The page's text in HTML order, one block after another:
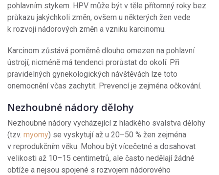
pohlavním stykem. HPV může být v těle přítomný roky bez
průkazu jakýchkoli změn, ovšem u některých žen vede
k rozvoji nádorových změn a vzniku karcinomu.
Karcinom zůstává poměrně dlouho omezen na pohlavní
ústrojí, nicméně má tendenci prorůstat do okolí. Při
pravidelných gynekologických návštěvách lze toto
onemocnění včas zachytit. Prevencí je zejména očkování.
Nezhoubné nádory dělohy
Nezhoubné nádory vycházející z hladkého svalstva dělohy
(tzv. myomy) se vyskytují až u 20–50 % žen zejména
v reprodukčním věku. Mohou být vícečetné a dosahovat
velikosti až 10–15 centimetrů, ale často nedělají žádné
obtíže a nejsou spojené s rozvojem nádorového